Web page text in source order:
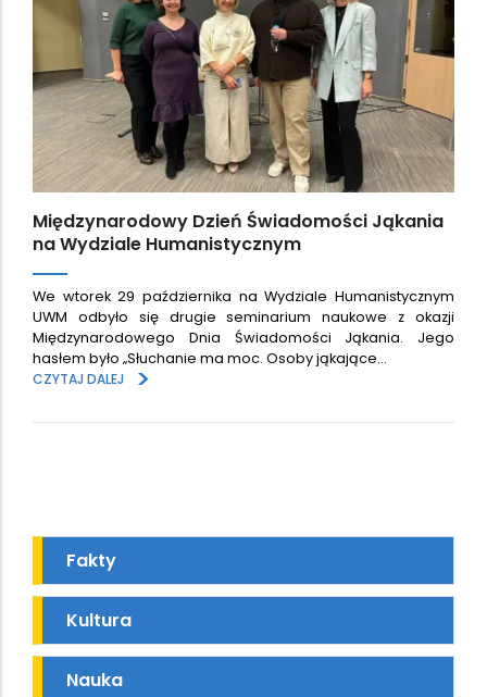
Międzynarodowy Dzień Świadomości Jąkania
na Wydziale Humanistycznym
We wtorek 29 października na Wydziale Humanistycznym
UWM odbyło się drugie seminarium naukowe z okazji
Międzynarodowego Dnia Świadomości Jąkania. Jego
hasłem było „Słuchanie ma moc. Osoby jąkające…
CZYTAJ DALEJ
>
Fakty
Kultura
Nauka